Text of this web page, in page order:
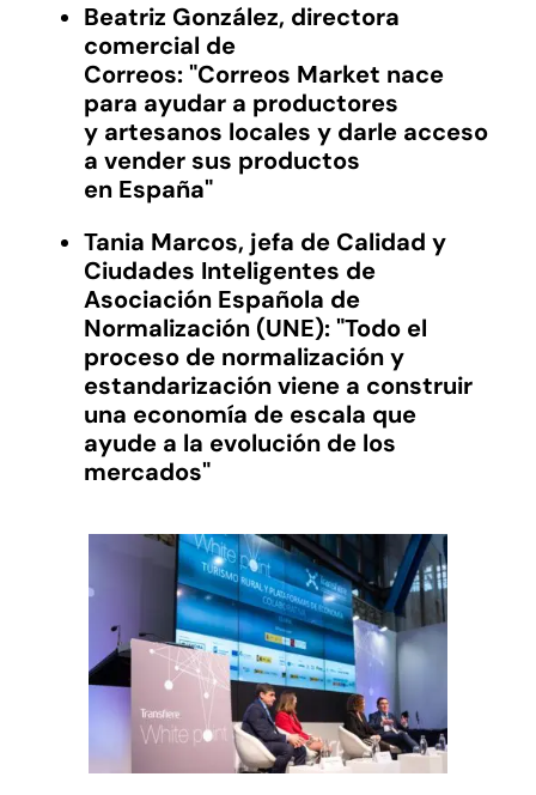
Beatriz González, directora
comercial de
Correos:"Correos Market nace
para ayudar a productores
y artesanos locales y darle acceso
a vender sus productos
en España"
Tania Marcos, jefa de Calidad y
Ciudades Inteligentes de
Asociación Española de
Normalización (UNE): "Todo el
proceso de normalización y
estandarización viene a construir
una economía de escala que
ayude a la evolución de los
mercados"